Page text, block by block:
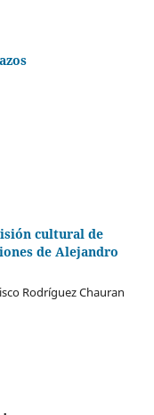
cultural de
de Alejandro
Rodríguez Chauran